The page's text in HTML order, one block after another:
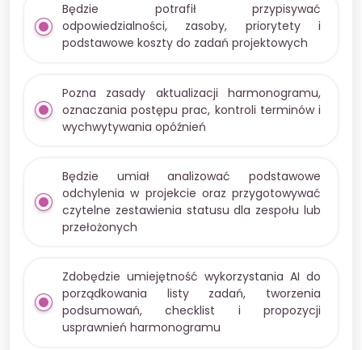
Będzie potrafił przypisywać
odpowiedzialności, zasoby, priorytety i
podstawowe koszty do zadań projektowych
Pozna zasady aktualizacji harmonogramu,
oznaczania postępu prac, kontroli terminów i
wychwytywania opóźnień
Będzie umiał analizować podstawowe
odchylenia w projekcie oraz przygotowywać
czytelne zestawienia statusu dla zespołu lub
przełożonych
Zdobędzie umiejętność wykorzystania AI do
porządkowania listy zadań, tworzenia
podsumowań, checklist i propozycji
usprawnień harmonogramu